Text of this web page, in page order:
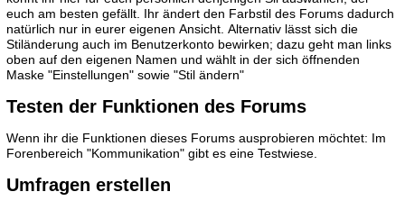
euch am besten gefällt. Ihr ändert den Farbstil des Forums dadurch
natürlich nur in eurer eigenen Ansicht. Alternativ lässt sich die
Stiländerung auch im Benutzerkonto bewirken; dazu geht man links
oben auf den eigenen Namen und wählt in der sich öffnenden
Maske "Einstellungen" sowie "Stil ändern"
Testen der Funktionen des Forums
Wenn ihr die Funktionen dieses Forums ausprobieren möchtet: Im
Forenbereich "Kommunikation" gibt es eine Testwiese.
Umfragen erstellen